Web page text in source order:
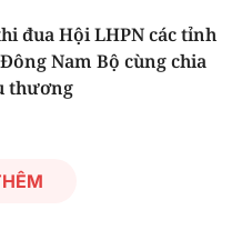
đua Hội LHPN các tỉnh
Nam Bộ cùng chia
thương